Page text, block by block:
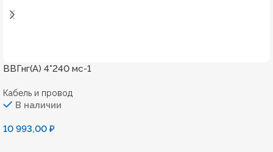
ВВГнг(А) 4*240 мс-1
Кабель и провод
В наличии
10 993,00 ₽